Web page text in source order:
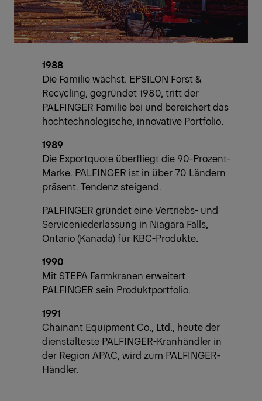
1988
Die Familie wächst. EPSILON Forst &
Recycling, gegründet 1980, tritt der
PALFINGER Familie bei und bereichert das
hochtechnologische, innovative Portfolio.
1989
Die Exportquote überfliegt die 90-Prozent-
Marke. PALFINGER ist in über 70 Ländern
präsent. Tendenz steigend.
PALFINGER gründet eine Vertriebs- und
Serviceniederlassung in Niagara Falls,
Ontario (Kanada) für KBC-Produkte.
1990
Mit STEPA Farmkranen erweitert
PALFINGER sein Produktportfolio.
1991
Chainant Equipment Co., Ltd., heute der
dienstälteste PALFINGER-Kranhändler in
der Region APAC, wird zum PALFINGER-
Händler.